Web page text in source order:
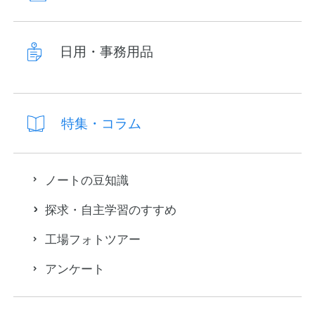
日用・事務用品
特集・コラム
ノートの豆知識
探求・自主学習のすすめ
工場フォトツアー
アンケート